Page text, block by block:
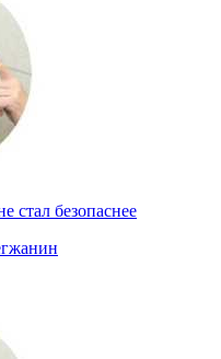
стал безопаснее